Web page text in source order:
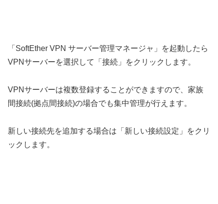
「SoftEther VPN サーバー管理マネージャ」を起動したら
VPNサーバーを選択して「接続」をクリックします。
VPNサーバーは複数登録することができますので、家族
間接続(拠点間接続)の場合でも集中管理が行えます。
新しい接続先を追加する場合は「新しい接続設定」をクリ
ックします。